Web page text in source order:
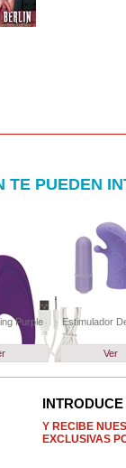
TE PUEDEN
Purple Estimulador
Ver
Y RECIBE
EXCLUSIVAS